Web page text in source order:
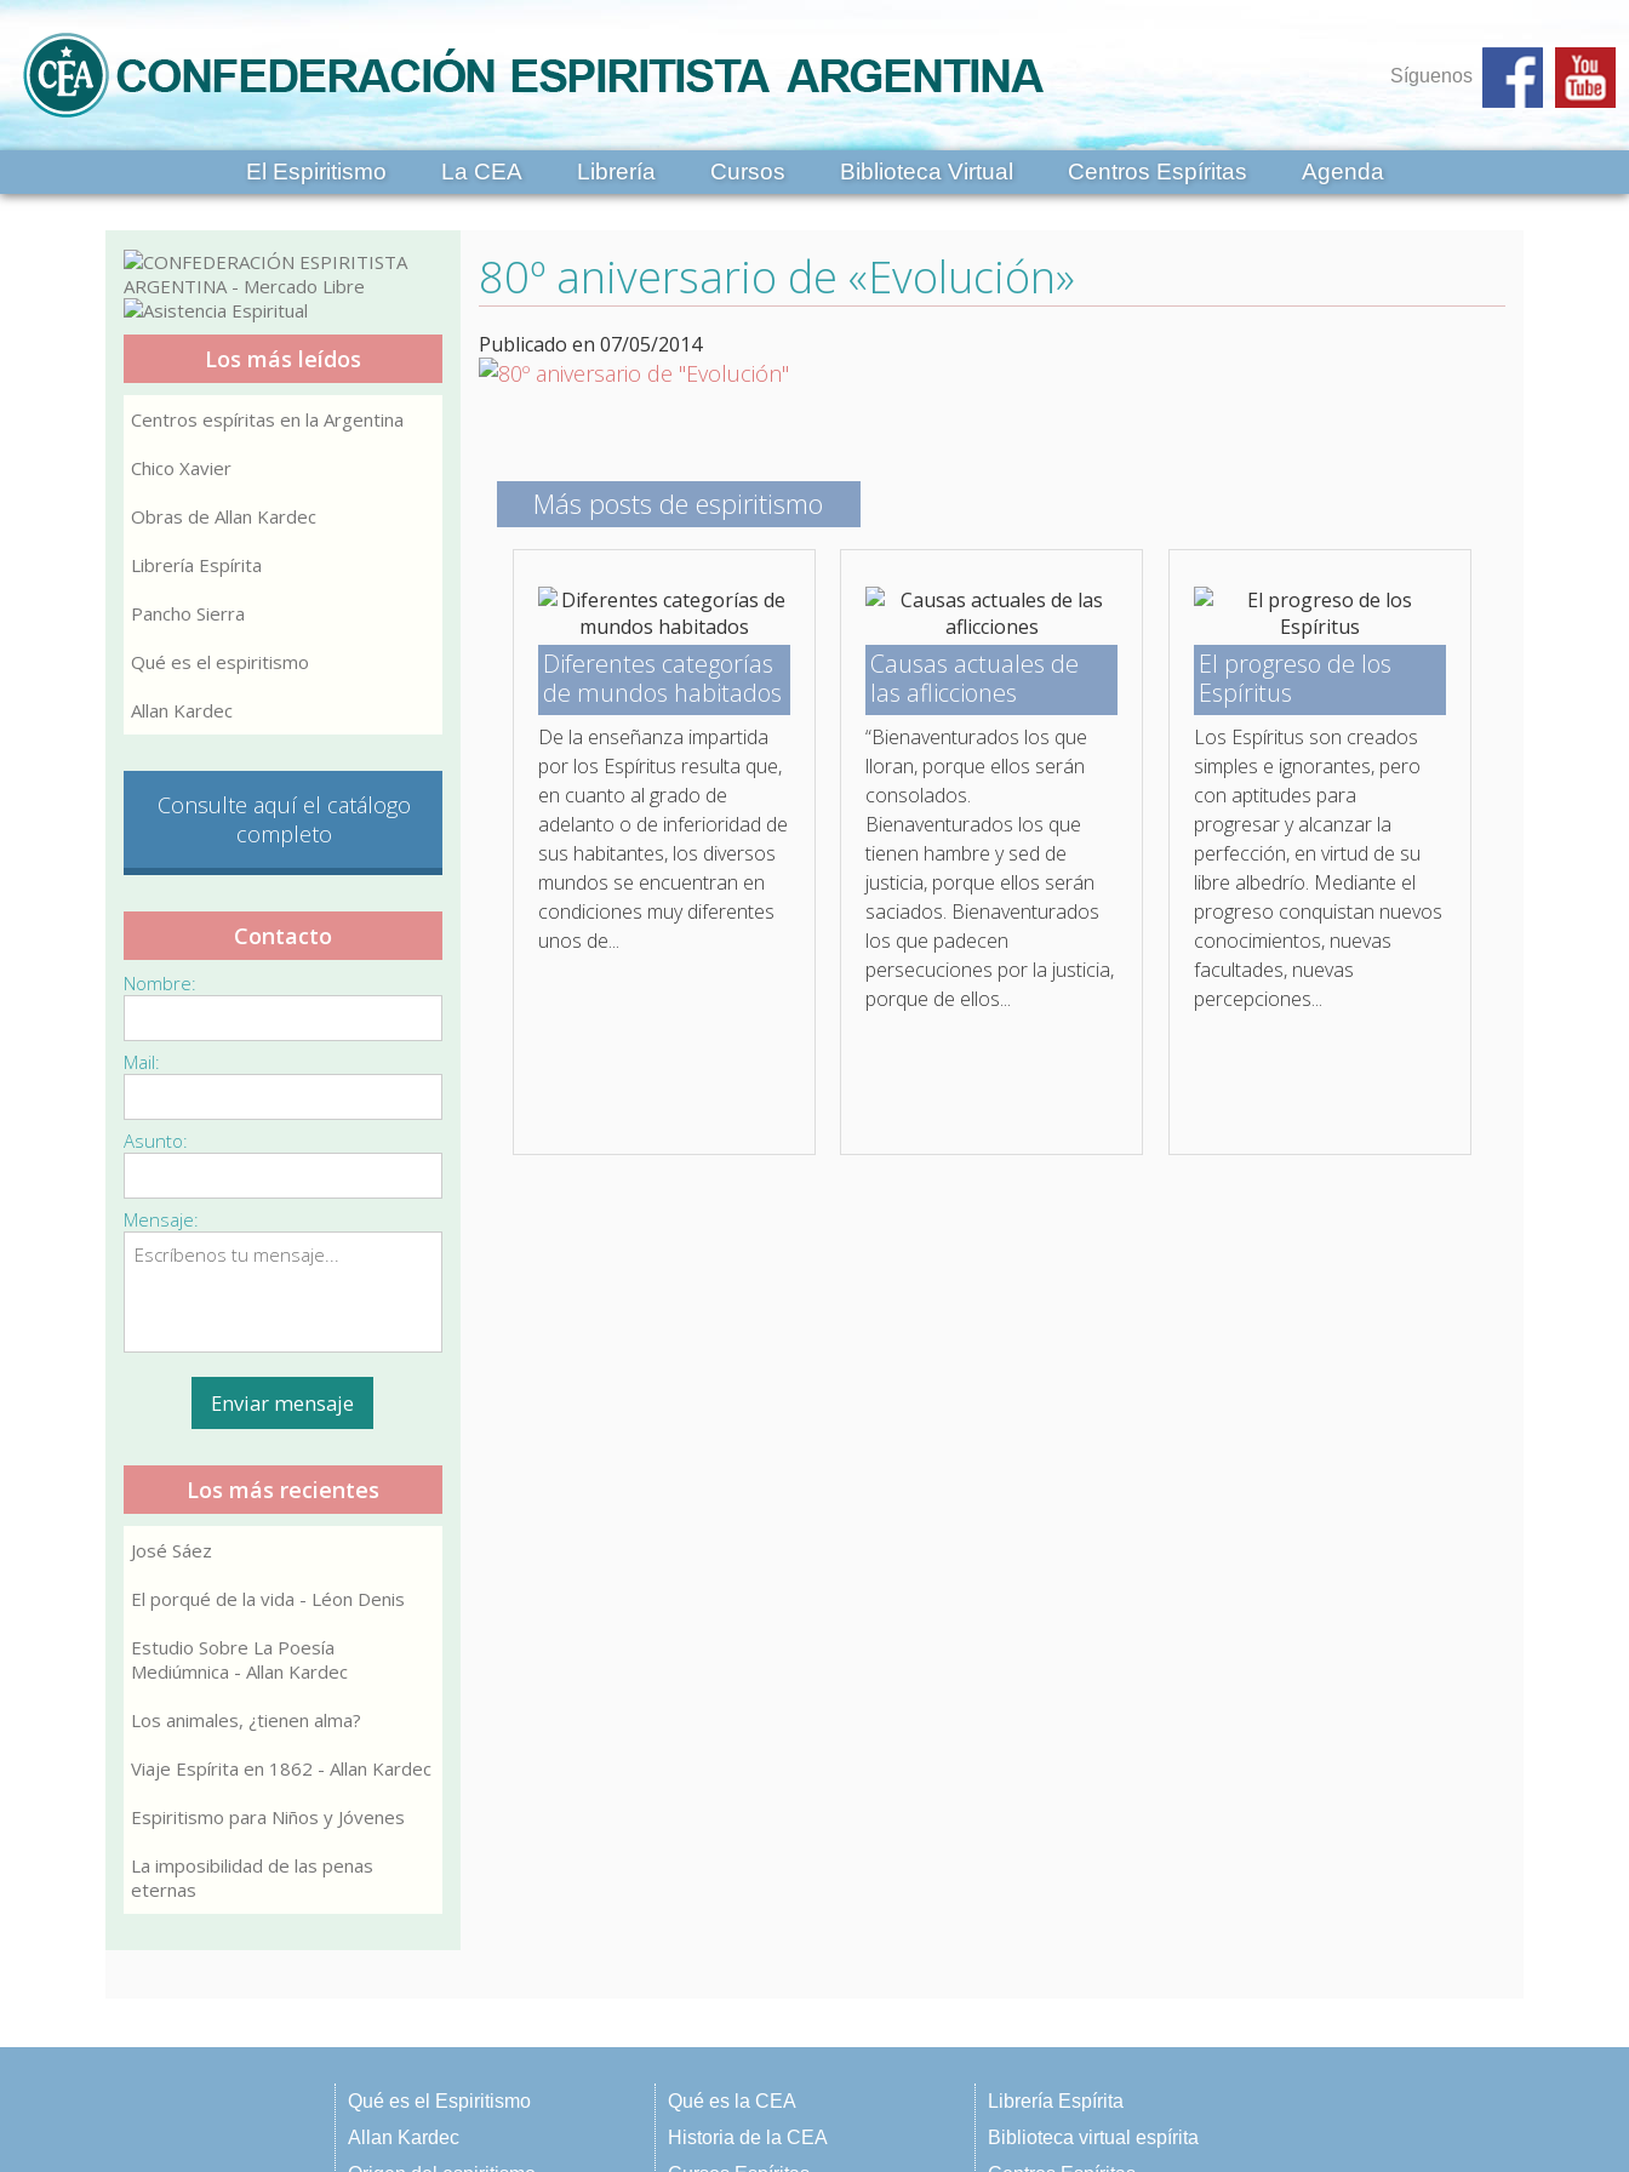
Síguenos
El Espiritismo La CEA Librería Cursos Biblioteca Virtual Centros Espíritas Agenda
80º aniversario de «Evolución»
Publicado en 07/05/2014
Más posts de espiritismo
Diferentes categorías
de mundos habitados
De la enseñanza impartida
por los Espíritus resulta que,
en cuanto al grado de
adelanto o de inferioridad de
sus habitantes, los diversos
mundos se encuentran en
condiciones muy diferentes
unos de...
Causas actuales de
las aflicciones
“Bienaventurados los que
lloran, porque ellos serán
consolados.
Bienaventurados los que
tienen hambre y sed de
justicia, porque ellos serán
saciados. Bienaventurados
los que padecen
persecuciones por la justicia,
porque de ellos...
El progreso de los
Espíritus
Los Espíritus son creados
simples e ignorantes, pero
con aptitudes para
progresar y alcanzar la
perfección, en virtud de su
libre albedrío. Mediante el
progreso conquistan nuevos
conocimientos, nuevas
facultades, nuevas
percepciones...
Los más leídos
Centros espíritas en la Argentina
Chico Xavier
Obras de Allan Kardec
Librería Espírita
Pancho Sierra
Qué es el espiritismo
Allan Kardec
Consulte aquí el catálogo
completo
Contacto
Nombre:
Mail:
Asunto:
Mensaje:
Los más recientes
José Sáez
El porqué de la vida - Léon Denis
Estudio Sobre La Poesía
Mediúmnica - Allan Kardec
Los animales, ¿tienen alma?
Viaje Espírita en 1862 - Allan Kardec
Espiritismo para Niños y Jóvenes
La imposibilidad de las penas
eternas
Qué es el Espiritismo
Allan Kardec
Qué es la CEA
Historia de la CEA
Librería Espírita
Biblioteca virtual espírita